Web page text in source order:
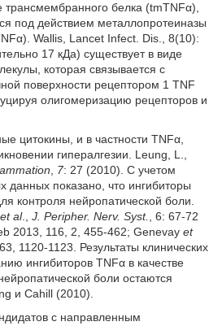
трансмембранного белка (tmTNFα),
под действием металлопротеиназы
Wallis, Lancet Infect. Dis., 8(10):
17 кДа) существует в виде
которая связывается с
поверхности рецептором 1 TNF
олигомеризацию рецепторов и
цитокины, и в частности TNFα,
гипералгезии. Leung, L.,
7: 27 (2010). С учетом
данных показано, что ингибиторы
контроля нейропатической боли.
et al., J. Peripher. Nerv. Syst.
6: 67-72
2013, 116, 2, 455-462; Genevay et
1120-1123. Результаты клинических
ингибиторов TNFα в качестве
боли остаются
и Cahill (2010).
с направленным